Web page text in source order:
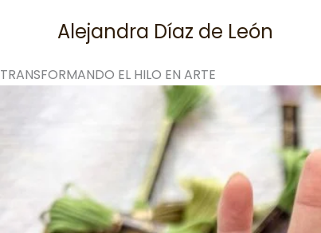
Alejandra Díaz de León
TRANSFORMANDO EL HILO EN ARTE